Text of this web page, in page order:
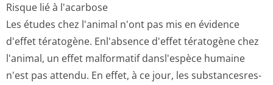
Risque lié à l'acarbose
Les études chez l'animal n'ont pas mis en évidence
d'effet tératogène. Enl'absence d'effet tératogène chez
l'animal, un effet malformatif dansl'espèce humaine
n'est pas attendu. En effet, à ce jour, les substancesres­